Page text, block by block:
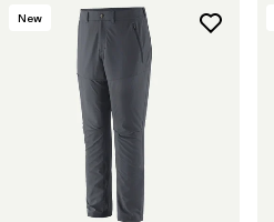
New